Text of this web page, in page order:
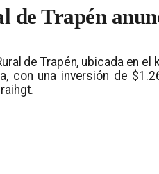
de Trapén
de Trapén, ubicada en el
con una inversión de